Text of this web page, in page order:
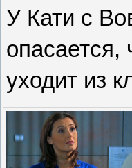
У Кати с
опасается,
уходит из